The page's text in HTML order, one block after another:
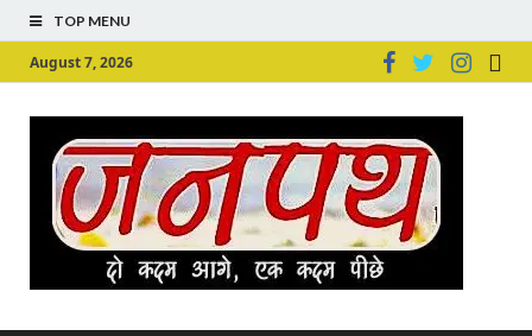
TOP MENU
August 7, 2026